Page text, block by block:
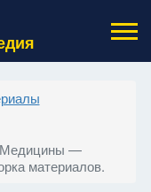
Медицины —
материалов.